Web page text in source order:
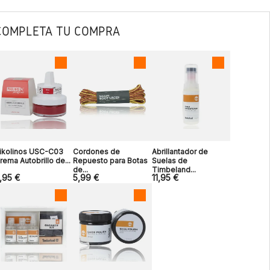
TU COMPRA
USC-C03
Autobrillo de...
€
Cordones de
Repuesto para Botas
de...
5,99 €
Abrillantador de
Suelas de
Timbeland...
11,95 €